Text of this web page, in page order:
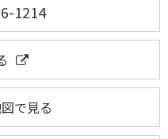
1214
で見る